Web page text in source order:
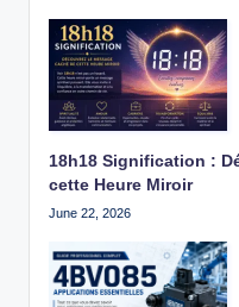
18h18 Signification :
cette Heure Miroir
June 22, 2026